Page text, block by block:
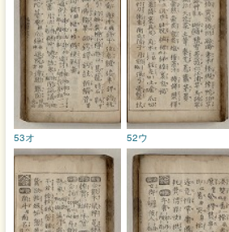
52ウ
53オ